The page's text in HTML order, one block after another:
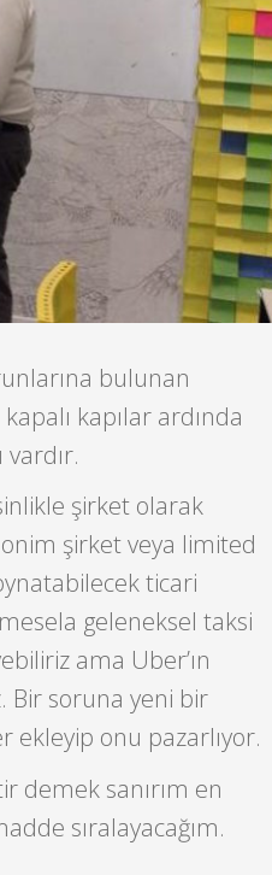
bulunan
kapılar ardında
şirket olarak
şirket veya limited
ticari
geleneksel taksi
ama Uber’ın
Bir soruna yeni bir
ekleyip onu pazarlıyor.
demek sanırım en
sıralayacağım.